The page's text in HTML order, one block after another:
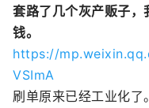
套路了几个灰产贩子
钱。
https://
VSImA
刷单原来已经工业化了。